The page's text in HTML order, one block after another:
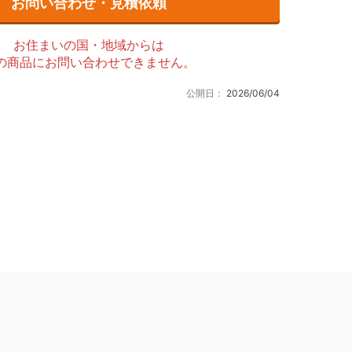
お住まいの国・地域からは
商品にお問い合わせできません。
公開日： 2026/06/04